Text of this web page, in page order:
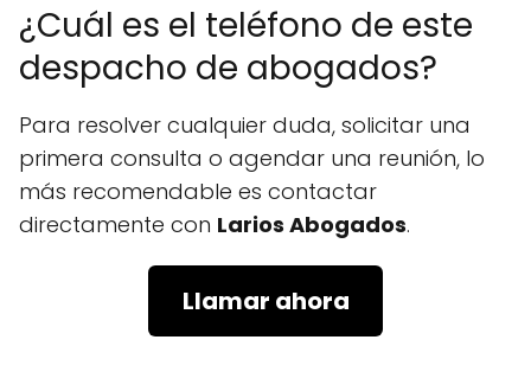
¿Cuál es el teléfono de este
despacho de abogados?
Para resolver cualquier duda, solicitar una
primera consulta o agendar una reunión, lo
más recomendable es contactar
directamente con Larios Abogados.
Llamar ahora